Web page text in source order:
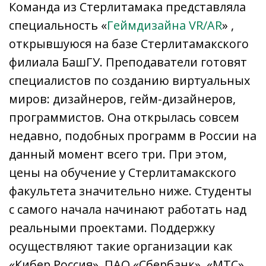
Команда из Стерлитамака представляла
специальность «Геймдизайна VR/AR» ,
открывшуюся на базе Стерлитамакского
филиала БашГУ. Преподаватели готовят
специалистов по созданию виртуальных
миров: дизайнеров, гейм-дизайнеров,
программистов. Она открылась совсем
недавно, подобных программ в России на
данный момент всего три. При этом,
цены на обучение у Стерлитамакского
факультета значительно ниже. Студенты
с самого начала начинают работать над
реальными проектами. Поддержку
осуществляют такие организации как